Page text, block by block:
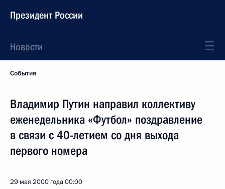
Президент России
Новости
События
Владимир Путин направил коллективу
еженедельника «Футбол» поздравление
в связи с 40-летием со дня выхода
первого номера
29 мая 2000 года00:00